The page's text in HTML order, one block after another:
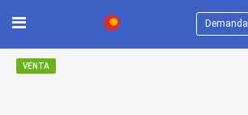
Demanda
VENTA